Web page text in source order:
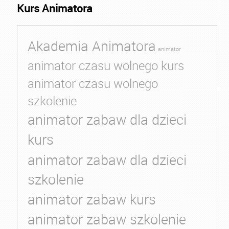
Kurs Animatora
Akademia Animatora animator
animator czasu wolnego kurs
animator czasu wolnego
szkolenie
animator zabaw dla dzieci
kurs
animator zabaw dla dzieci
szkolenie
animator zabaw kurs
animator zabaw szkolenie